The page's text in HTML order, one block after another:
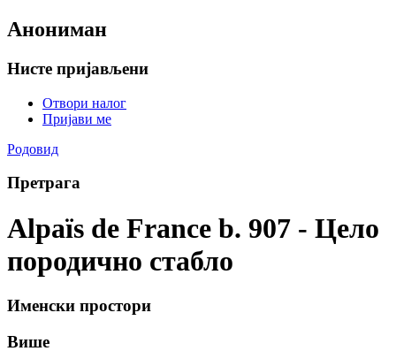
Анониман
Нисте пријављени
Отвори налог
Пријави ме
Родовид
Претрага
Alpaïs de France b. 907 - Цело
породично стабло
Именски простори
Више